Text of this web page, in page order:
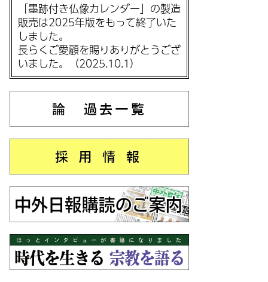
「墨跡付き仏像カレンダー」の製造
販売は2025年版をもって終了いた
しました。
長らくご愛顧を賜りありがとうござ
いました。（2025.10.1）